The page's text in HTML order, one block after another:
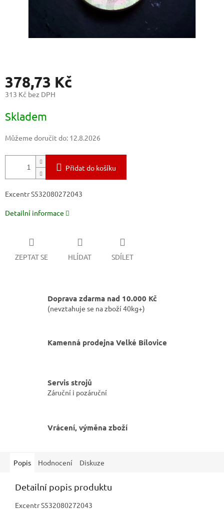
378,73 Kč
313 Kč bez DPH
cena:
Skladem
Můžeme doručit do: 12.8.2026
Přidat do košíku
Excentr S532080272043
Detailní informace
ZEPTAT SE HLÍDAT SDÍLET
Doprava zdarma nad 10.000 Kč
(nevztahuje se na zboží 40kg+)
Kamenná prodejna Velké Bílovice
Servis strojů
Záruční i pozáruční
Vrácení, výměna zboží
Popis Hodnocení Diskuze
Detailní popis produktu
Excentr S532080272043